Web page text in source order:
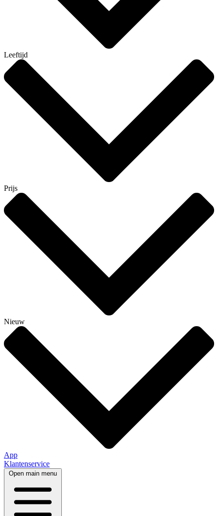
Leeftijd
Prijs
Nieuw
App
Klantenservice
Open main menu